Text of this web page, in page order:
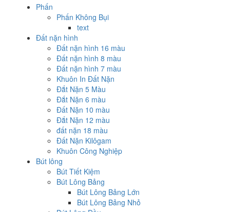
Phấn
Phấn Không Bụi
text
Đất nặn hình
Đất nặn hình 16 màu
Đất nặn hình 8 màu
Đất nặn hình 7 màu
Khuôn In Đất Nặn
Đắt Nặn 5 Màu
Đắt Nặn 6 màu
Đất Nặn 10 màu
Đắt Nặn 12 màu
đất nặn 18 màu
Đất Nặn Kilôgam
Khuôn Công Nghiệp
Bút lông
Bút Tiết Kiệm
Bút Lông Bảng
Bút Lông Bảng Lớn
Bút Lông Bảng Nhỏ